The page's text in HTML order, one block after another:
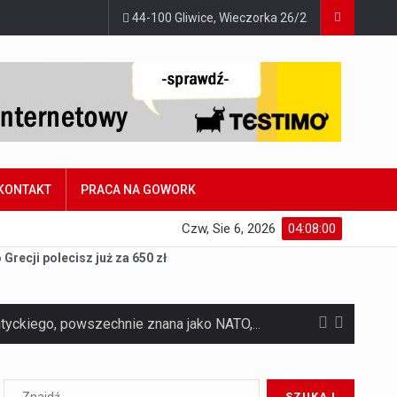
44-100 Gliwice, Wieczorka 26/2
PRACA NA GOWORK
04:08:01
Czw, Sie 6, 2026
polecisz już za 650 zł
Czym jest Organizacja Traktatu Północnoatlantyckiego? Organizacja Traktatu Północnoatlantyckiego, powszechnie znana jako NATO, to międzynarodowy sojusz polityczno-wojskowy, który powstał 4 kwietnia 1949 roku. Został założony przez…